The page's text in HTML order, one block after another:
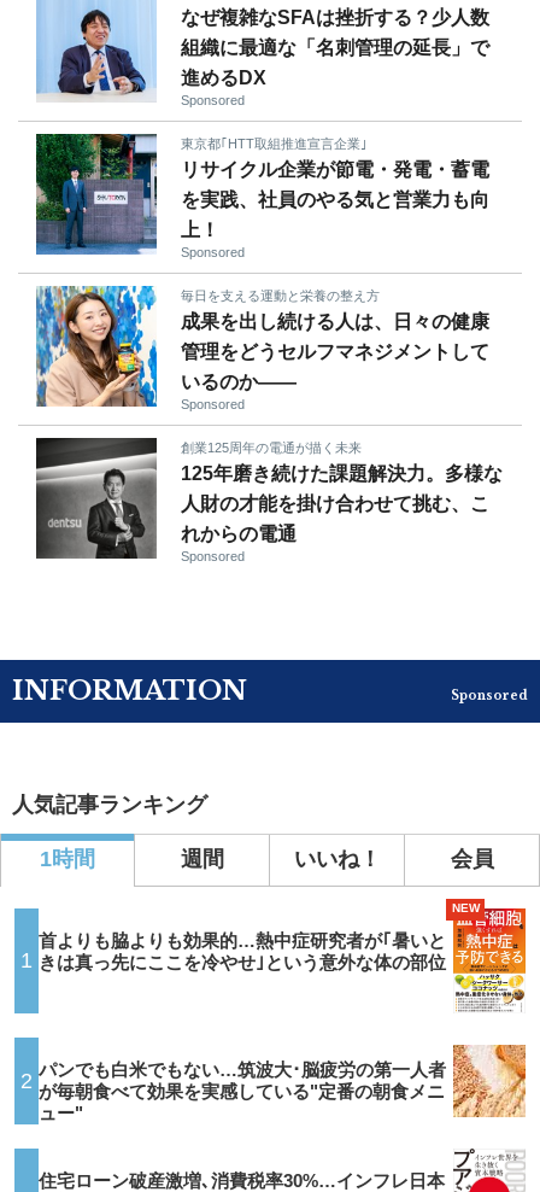
なぜ複雑なSFAは挫折する？少人数
組織に最適な「名刺管理の延長」で
進めるDX
Sponsored
東京都｢HTT取組推進宣言企業｣
リサイクル企業が節電・発電・蓄電
を実践、社員のやる気と営業力も向
上！
Sponsored
毎日を支える運動と栄養の整え方
成果を出し続ける人は、日々の健康
管理をどうセルフマネジメントして
いるのか——
Sponsored
創業125周年の電通が描く未来
125年磨き続けた課題解決力。多様な
人財の才能を掛け合わせて挑む、こ
れからの電通
Sponsored
INFORMATION Sponsored
人気記事ランキング
1時間 週間 いいね！ 会員
1
首よりも脇よりも効果的…熱中症研究者が｢暑いと
きは真っ先にここを冷やせ｣という意外な体の部位
NEW
2 パンでも白米でもない…筑波大･脳疲労の第一人者
が毎朝食べて効果を実感している"定番の朝食メニ
ュー"
住宅ローン破産激増､消費税率30%…インフレ日本